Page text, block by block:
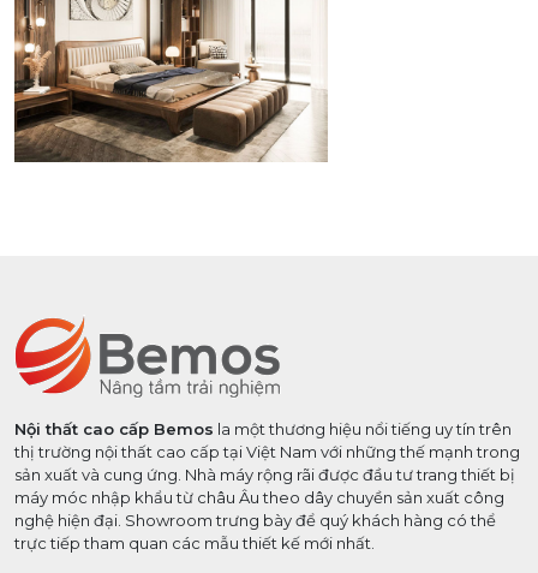
Nội thất cao cấp Bemos la một thương hiệu nổi tiếng uy tín trên
thị trường nội thất cao cấp tại Việt Nam với những thế mạnh trong
sản xuất và cung ứng. Nhà máy rộng rãi được đầu tư trang thiết bị
máy móc nhập khẩu từ châu Âu theo dây chuyền sản xuất công
nghệ hiện đại. Showroom trưng bày để quý khách hàng có thể
trực tiếp tham quan các mẫu thiết kế mới nhất.